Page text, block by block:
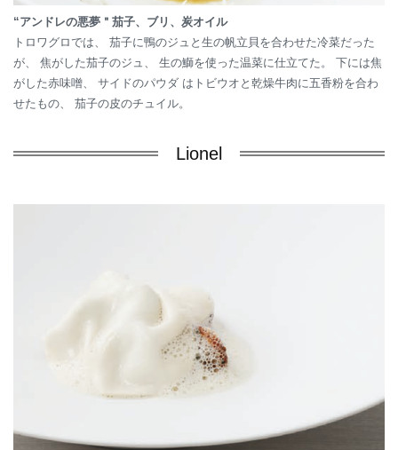
“アンドレの悪夢＂茄子、ブリ、炭オイル
トロワグロでは、 茄子に鴨のジュと生の帆立貝を合わせた冷菜だった
が、 焦がした茄子のジュ、 生の鰤を使った温菜に仕立てた。 下には焦
がした赤味噌、 サイドのパウダ はトビウオと乾燥牛肉に五香粉を合わ
せたもの、 茄子の皮のチュイル。
Lionel